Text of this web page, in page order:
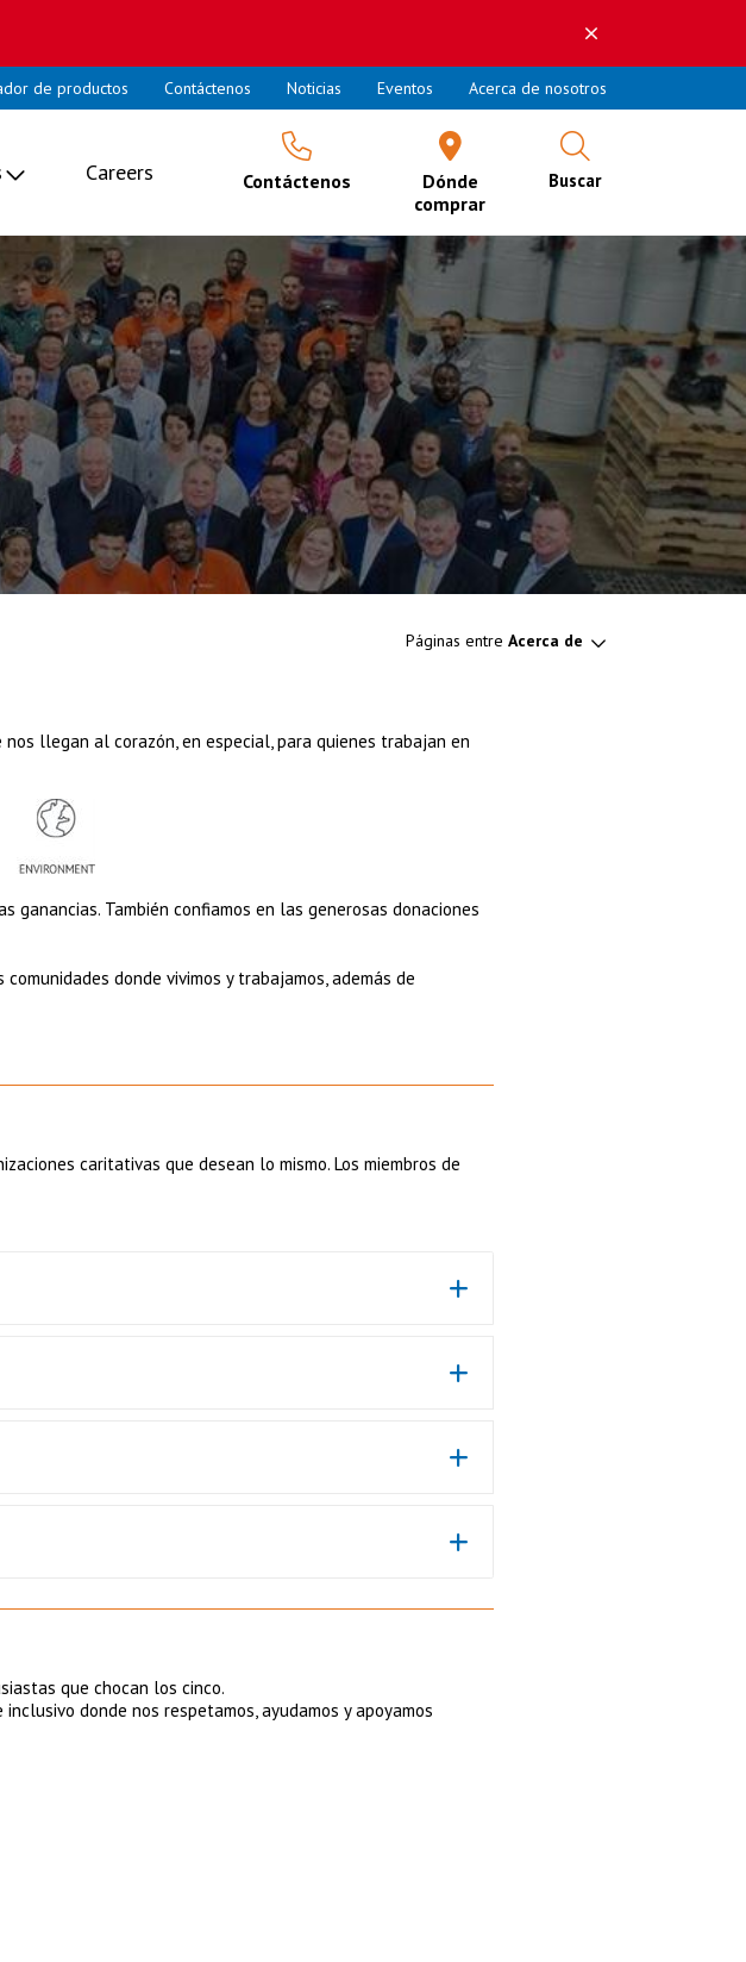
de productos Contáctenos Noticias Eventos Acerca de nosotros
Careers Contáctenos
Dónde
comprar
Buscar
Páginas entre Acerca de
llegan al corazón, en especial, para quienes trabajan en
ganancias. También confiamos en las generosas donaciones
donde vivimos y trabajamos, además de
caritativas que desean lo mismo. Los miembros de
que chocan los cinco.
donde nos respetamos, ayudamos y apoyamos